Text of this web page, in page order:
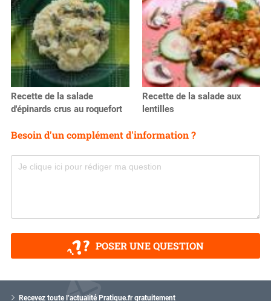
Recette de la salade
d'épinards crus au roquefort
Recette de la salade aux
lentilles
Besoin d'un complément d'information ?
POSER UNE QUESTION
Recevez toute l’actualité Pratique.fr gratuitement
o